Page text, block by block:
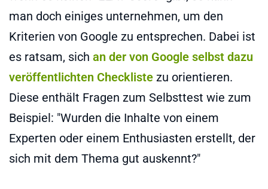
man doch einiges unternehmen, um den
Kriterien von Google zu entsprechen. Dabei ist
es ratsam, sich an der von Google selbst dazu
veröffentlichten Checkliste zu orientieren.
Diese enthält Fragen zum Selbsttest wie zum
Beispiel: "Wurden die Inhalte von einem
Experten oder einem Enthusiasten erstellt, der
sich mit dem Thema gut auskennt?"